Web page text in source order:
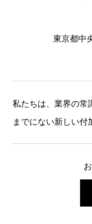
東京都中
私たちは、業界の常
までにない新しい付